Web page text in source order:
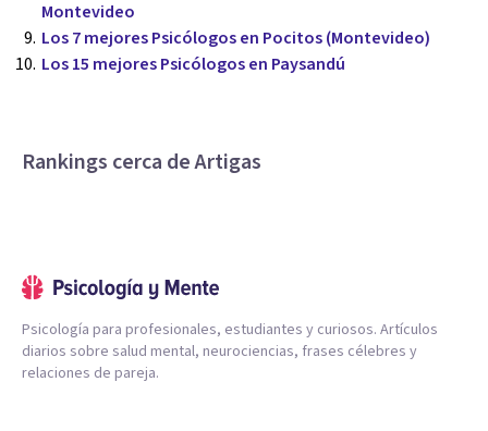
Montevideo
Los 7 mejores Psicólogos en Pocitos (Montevideo)
Los 15 mejores Psicólogos en Paysandú
Rankings cerca de Artigas
Psicología para profesionales, estudiantes y curiosos. Artículos
diarios sobre salud mental, neurociencias, frases célebres y
relaciones de pareja.